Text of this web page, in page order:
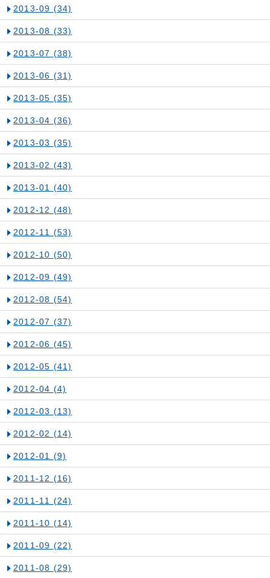
2013-09 (34)
2013-08 (33)
2013-07 (38)
2013-06 (31)
2013-05 (35)
2013-04 (36)
2013-03 (35)
2013-02 (43)
2013-01 (40)
2012-12 (48)
2012-11 (53)
2012-10 (50)
2012-09 (49)
2012-08 (54)
2012-07 (37)
2012-06 (45)
2012-05 (41)
2012-04 (4)
2012-03 (13)
2012-02 (14)
2012-01 (9)
2011-12 (16)
2011-11 (24)
2011-10 (14)
2011-09 (22)
2011-08 (29)